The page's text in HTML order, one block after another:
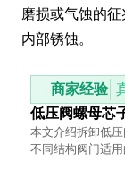
磨损或气蚀的
内部锈蚀。
商家经验
低压阀螺母芯
本文介绍拆卸低
不同结构阀门适